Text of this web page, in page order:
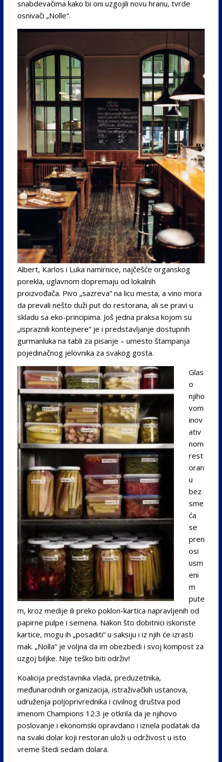
snabdevačima kako bi oni uzgojili novu hranu, tvrde
osnivači „Nolle“.
Albert, Karlos i Luka namirnice, najčešće organskog
porekla, uglavnom dopremaju od lokalnih
proizvođača. Pivo „sazreva“ na licu mesta, a vino mora
da prevali nešto duži put do restorana, ali se pravi u
skladu sa eko-principima. Još jedna praksa kojom su
„ispraznili kontejnere“ je i predstavljanje dostupnih
gurmanluka na tabli za pisanje – umesto štampanja
pojedinačnog jelovnika za svakog gosta.
Glas
o
njiho
vom
inov
ativ
nom
rest
oran
u
bez
sme
ća
se
pren
osi
usm
eni
m
pute
m, kroz medije ili preko poklon-kartica napravljenih od
papirne pulpe i semena. Nakon što dobitnici iskoriste
kartice, mogu ih „posaditi“ u saksiju i iz njih će izrasti
mak. „Nolla“ je voljna da im obezbedi i svoj kompost za
uzgoj biljke. Nije teško biti održiv!
Koalicija predstavnika vlada, preduzetnika,
međunarodnih organizacija, istraživačkih ustanova,
udruženja poljoprivrednika i civilnog društva pod
imenom Champions 12.3 je otkrila da je njihovo
poslovanje i ekonomski opravdano i iznela podatak da
na svaki dolar koji restoran uloži u održivost u isto
vreme štedi sedam dolara.